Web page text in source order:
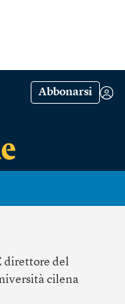
Abbonarsi
direttore del
cilena